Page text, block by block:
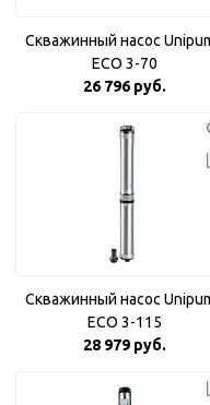
Скважинный насос
ECO 3-70
26 796 руб.
Скважинный насос
ECO 3-115
28 979 руб.